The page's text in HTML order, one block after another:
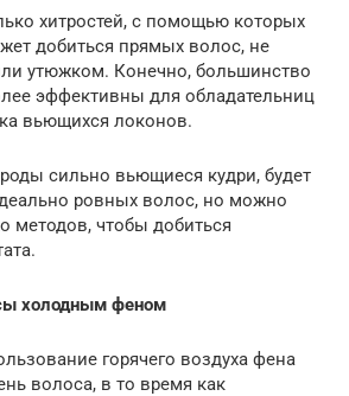
хитростей, с помощью которых
добиться прямых волос, не
утюжком. Конечно, большинство
эффективны для обладательниц
вьющихся локонов.
сильно вьющиеся кудри, будет
ровных волос, но можно
методов, чтобы добиться
холодным феном
горячего воздуха фена
волоса, в то время как